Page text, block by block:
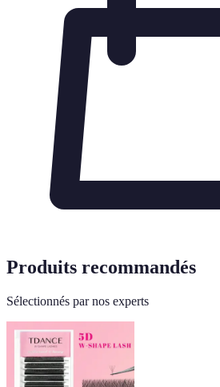
Produits recommandés
Sélectionnés par nos experts